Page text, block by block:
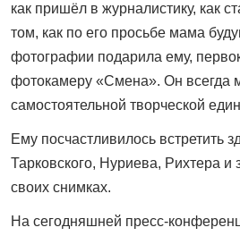
как пришёл в журналистику, как
том, как по его просьбе мама
фотографии подарила ему,
фотокамеру «Смена». Он всегда
самостоятельной творческой
Ему посчастливилось встретить
Тарковского, Нуриева, Рихтера и
своих снимках.
На сегодняшней пресс-